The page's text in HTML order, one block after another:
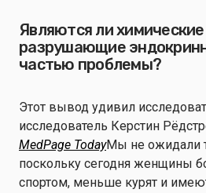
Являются ли
разрушающие
частью проблемы?
Этот вывод удивил
исследователь Керстин
MedPage TodayМы не ожидали
поскольку сегодня женщины
спортом, меньше курят и